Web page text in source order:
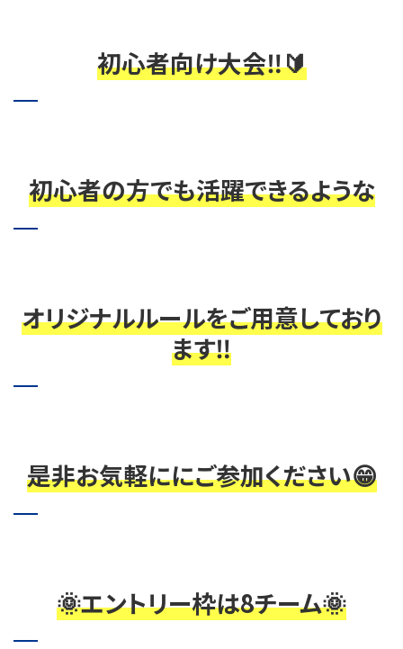
初心者向け大会‼️🔰
初心者の方でも活躍できるような
オリジナルルールをご用意しており
ます‼️
是非お気軽ににご参加ください😁
🌞エントリー枠は8チーム🌞